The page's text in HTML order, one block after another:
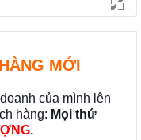
MỚI
của mình lên
hàng: Mọi thứ